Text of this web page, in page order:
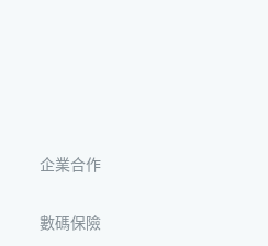
企業合作
數碼保險